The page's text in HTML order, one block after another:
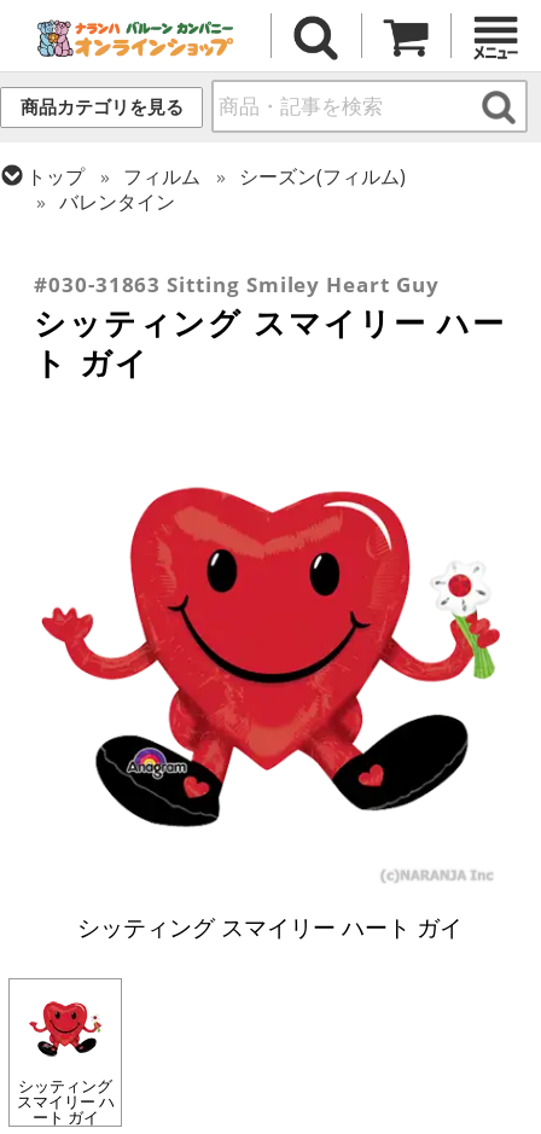
商品カテゴリを見る
トップ フィルム
シーズン(フィルム)
バレンタイン
エアー・スタンディング(空気自立型) バルーン
#030-31863 Sitting Smiley Heart Guy
シッティング スマイリー ハー
ト ガイ
シッティング スマイリー ハート ガイ
シッティング
スマイリー ハ
ート ガイ